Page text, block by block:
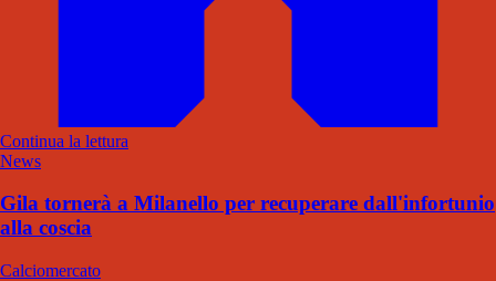
Continua la lettura
News
Gila tornerà a Milanello per recuperare dall'infortunio
alla coscia
Calciomercato